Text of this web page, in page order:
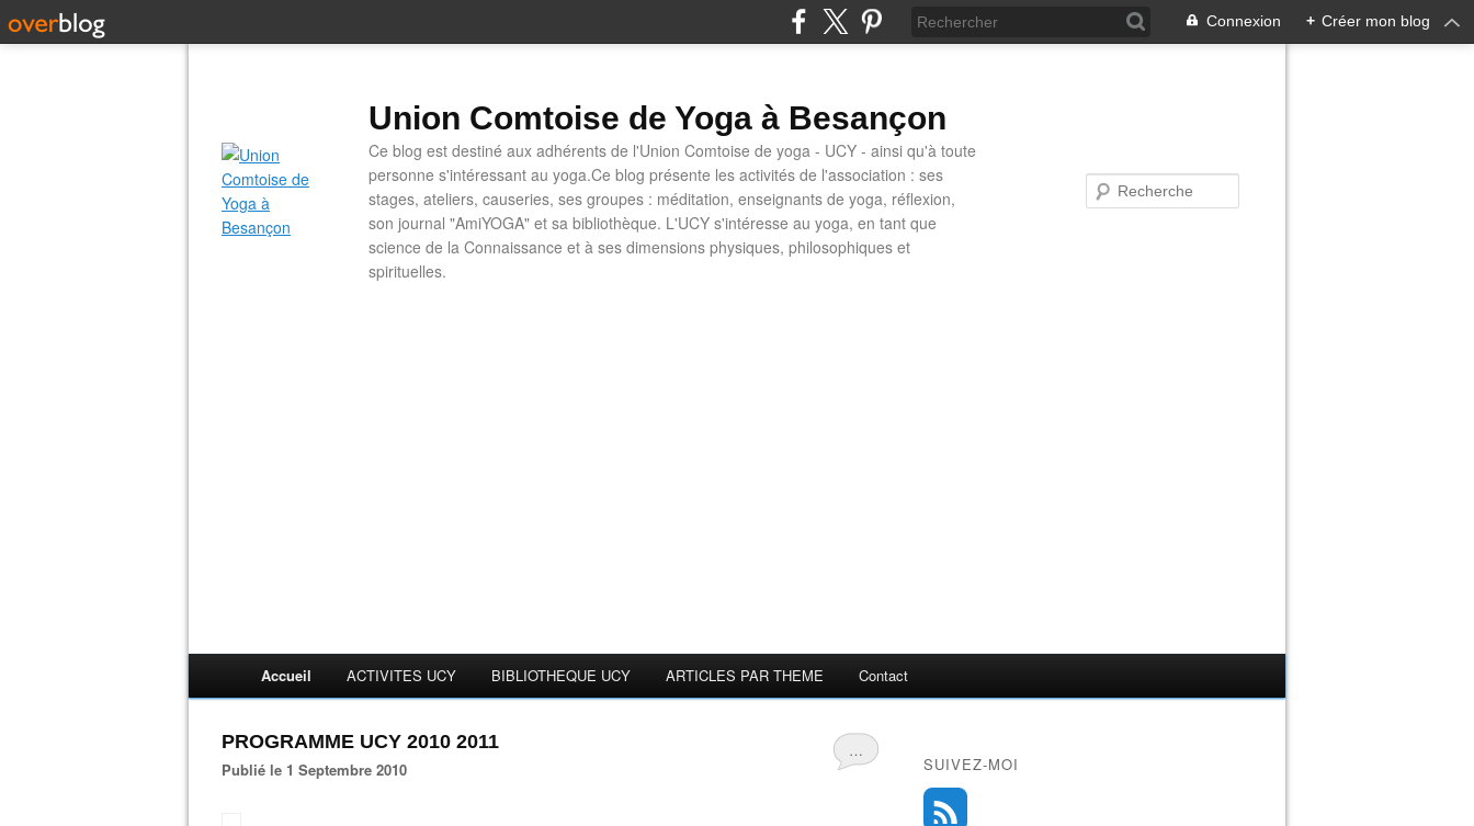
Connexion + Créer mon blog
Union Comtoise de Yoga à Besançon
Ce blog est destiné aux adhérents de l'Union Comtoise de yoga - UCY - ainsi qu'à toute
personne s'intéressant au yoga.Ce blog présente les activités de l'association : ses
stages, ateliers, causeries, ses groupes : méditation, enseignants de yoga, réflexion,
son journal "AmiYOGA" et sa bibliothèque. L'UCY s'intéresse au yoga, en tant que
science de la Connaissance et à ses dimensions physiques, philosophiques et
spirituelles.
Accueil ACTIVITES UCY BIBLIOTHEQUE UCY ARTICLES PAR THEME Contact
…
PROGRAMME UCY 2010 2011
Publié le 1 Septembre 2010 SUIVEZ-MOI